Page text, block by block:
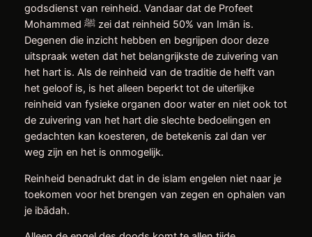
godsdienst van reinheid. Vandaar dat de Profeet
Mohammed ﷺ zei dat reinheid 50% van Imān is.
Degenen die inzicht hebben en begrijpen door deze
uitspraak weten dat het belangrijkste de zuivering van
het hart is. Als de reinheid van de traditie de helft van
het geloof is, is het alleen beperkt tot de uiterlijke
reinheid van fysieke organen door water en niet ook tot
de zuivering van het hart die slechte bedoelingen en
gedachten kan koesteren, de betekenis zal dan ver
weg zijn en het is onmogelijk.
Reinheid benadrukt dat in de islam engelen niet naar je
toekomen voor het brengen van zegen en ophalen van
je ibādah.